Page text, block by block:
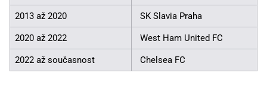
2013 až 2020 SK Slavia Praha
2020 až 2022 West Ham United FC
2022 až současnost Chelsea FC